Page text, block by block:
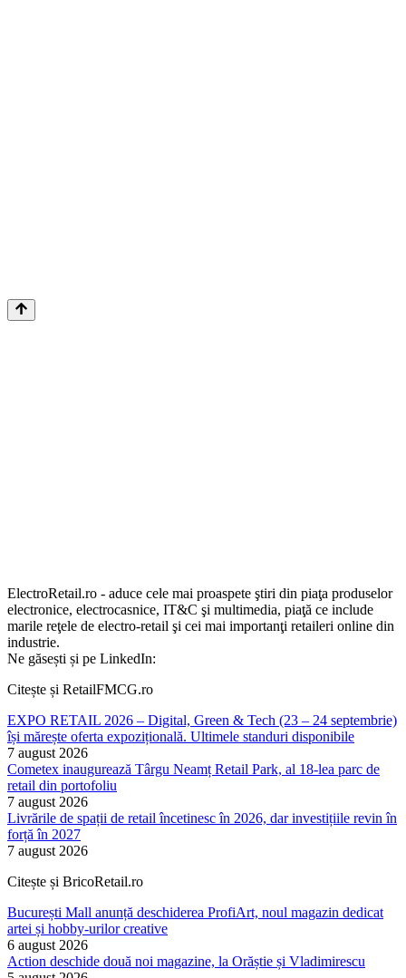
ElectroRetail.ro - aduce cele mai proaspete ştiri din piaţa produselor
electronice, electrocasnice, IT&C şi multimedia, piaţă ce include
marile reţele de electro-retail şi cei mai importanţi retaileri online din
industrie.
Ne găsești și pe LinkedIn:
Citește și RetailFMCG.ro
EXPO RETAIL 2026 – Digital, Green & Tech (23 – 24 septembrie)
își mărește oferta expozițională. Ultimele standuri disponibile
7 august 2026
Cometex inaugurează Târgu Neamț Retail Park, al 18-lea parc de
retail din portofoliu
7 august 2026
Livrările de spații de retail încetinesc în 2026, dar investițiile revin în
forță în 2027
7 august 2026
Citește și BricoRetail.ro
București Mall anunță deschiderea ProfiArt, noul magazin dedicat
artei și hobby-urilor creative
6 august 2026
Action deschide două noi magazine, la Orăștie și Vladimirescu